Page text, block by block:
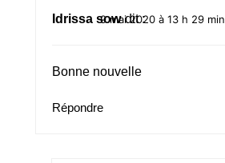
Idrissa sow dit :
9 mai 2020 à 13 h 29 min
Bonne nouvelle
Répondre